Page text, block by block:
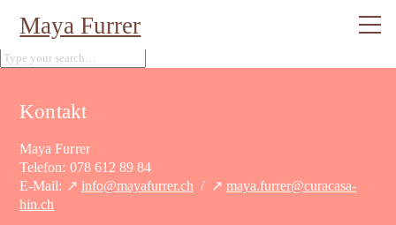
Maya Furrer
Kontakt
Maya Furrer
Telefon: 078 612 89 84
E-Mail: ↗ info@mayafurrer.ch / ↗ maya.furrer@curacasa-
hin.ch